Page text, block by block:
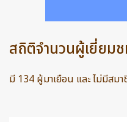
สถิติจำนวนผู้เยี่ยม
มี 134 ผู้มาเยือน และ ไม่มีสม